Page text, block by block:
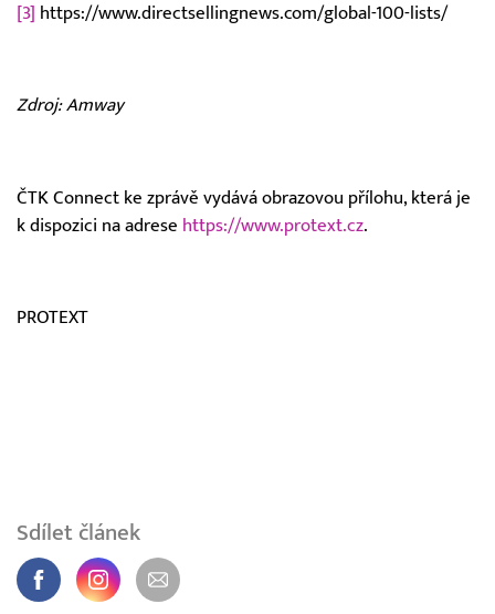
[3] https://www.directsellingnews.com/global-100-lists/
Zdroj: Amway
ČTK Connect ke zprávě vydává obrazovou přílohu, která je
k dispozici na adrese https://www.protext.cz.
PROTEXT
Sdílet článek